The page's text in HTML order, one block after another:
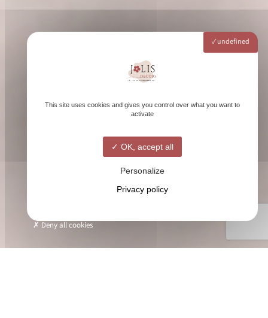
undefined
This site uses cookies and gives you control over what you want to
activate
OK, accept all
Personalize
Privacy policy
Deny all cookies